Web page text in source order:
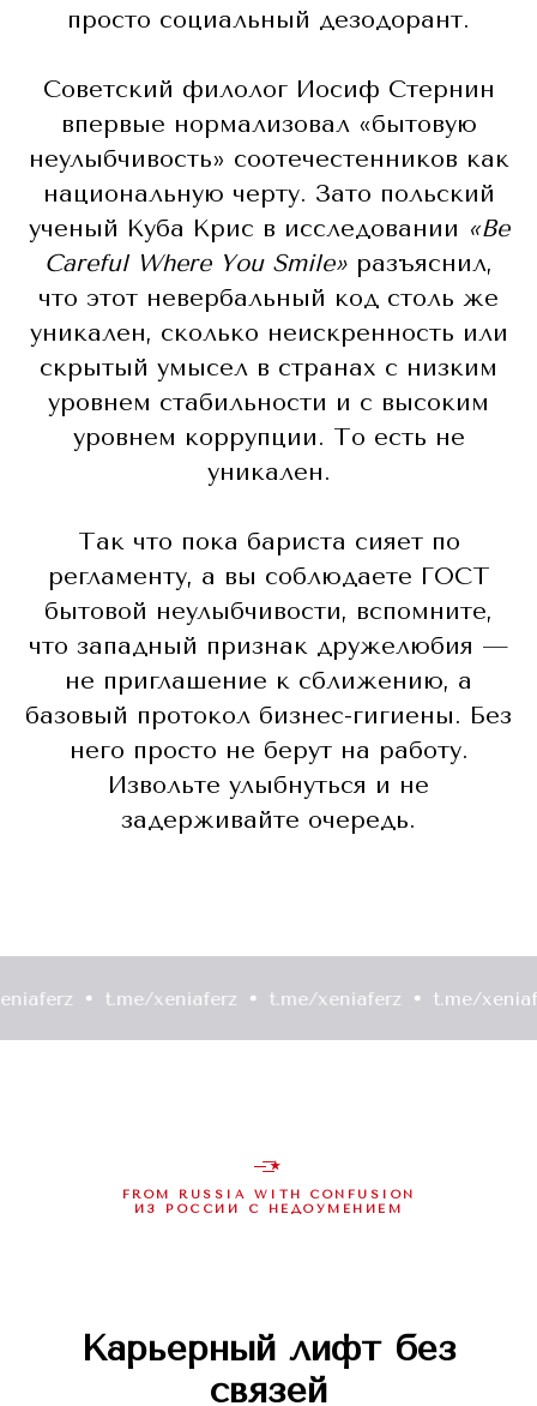
просто социальный дезодорант.
Советский филолог Иосиф Стернин
впервые нормализовал «бытовую
неулыбчивость» соотечестенников как
национальную черту. Зато польский
ученый Куба Крис в исследовании «Be
Careful Where You Smile» разъяснил,
что этот невербальный код столь же
уникален, сколько неискренность или
скрытый умысел в странах с низким
уровнем стабильности и с высоким
уровнем коррупции. То есть не
уникален.
Так что пока бариста сияет по
регламенту, а вы соблюдаете ГОСТ
бытовой неулыбчивости, вспомните,
что западный признак дружелюбия —
не приглашение к сближению, а
базовый протокол бизнес-гигиены. Без
него просто не берут на работу.
Извольте улыбнуться и не
задерживайте очередь.
t.me/xeniaferz t.me/xeniaferz t.me/xeniaferz
—͟͟͞͞★
FROM RUSSIA WITH CONFUSION
ИЗ РОССИИ С НЕДОУМЕНИЕМ
Карьерный лифт без
связей